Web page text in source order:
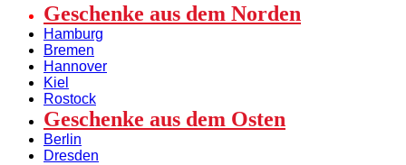
Geschenke aus dem Norden
Hamburg
Bremen
Hannover
Kiel
Rostock
Geschenke aus dem Osten
Berlin
Dresden